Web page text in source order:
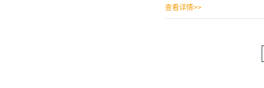
蚀刻。在旋转蚀刻机中，晶片
以在...
33％H 2 SO 4以上。反应速
查看详情>>